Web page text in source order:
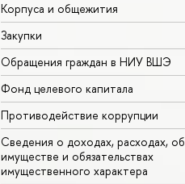
Корпуса и общежития
Закупки
Обращения граждан в НИУ ВШЭ
Фонд целевого капитала
Противодействие коррупции
Сведения о доходах, расходах, об
имуществе и обязательствах
имущественного характера